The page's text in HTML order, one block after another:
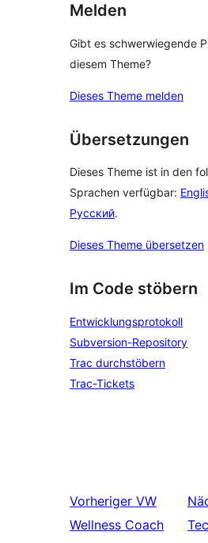
Melden
Gibt es schwerwiegende
diesem Theme?
Dieses Theme melden
Übersetzungen
Dieses Theme ist in den
Sprachen verfügbar:
Русский.
Dieses Theme übersetzen
Im Code stöbern
Entwicklungsprotokoll
Subversion-Repository
Trac durchstöbern
Trac-Tickets
Vorheriger VW
Wellness Coach